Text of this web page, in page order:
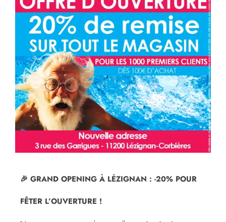
🎉 GRAND OPENING À LÉZIGNAN : -20% POUR
FÊTER L’OUVERTURE !